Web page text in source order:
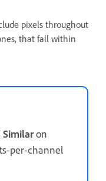
pixels throughout
that fall within
Similaron
per-channel